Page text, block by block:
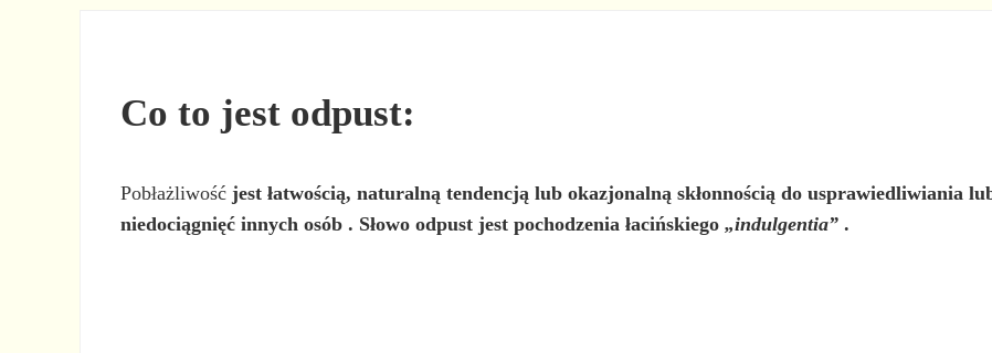
Co to jest odpust:
Pobłażliwośćjestłatwością, naturalną tendencją lub okazjonalną skłonnością do usprawiedliwiania
niedociągnięć innych osób . Słowo odpust jest pochodzenia łacińskiego„indulgentia” .